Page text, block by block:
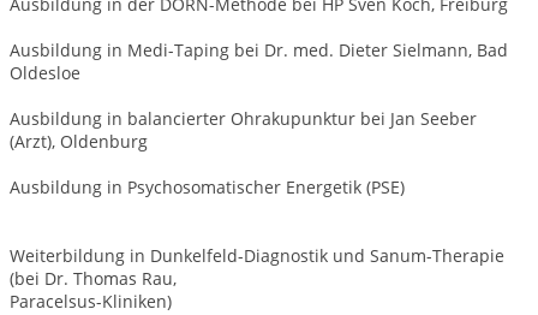
Ausbildung in Medi-Taping bei Dr. med. Dieter Sielmann, Bad
Oldesloe
Ausbildung in balancierter Ohrakupunktur bei Jan Seeber
(Arzt), Oldenburg
Ausbildung in Psychosomatischer Energetik (PSE)
Weiterbildung in Dunkelfeld-Diagnostik und Sanum-Therapie
(bei Dr. Thomas Rau,
Paracelsus-Kliniken)